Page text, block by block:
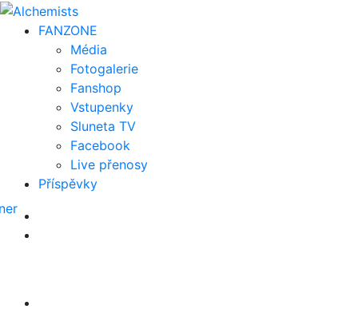
FANZONE
Média
Fotogalerie
Fanshop
Vstupenky
Sluneta TV
Facebook
Live přenosy
Příspěvky